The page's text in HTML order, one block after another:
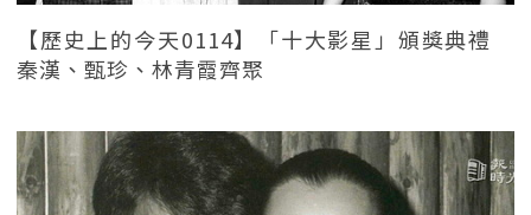
【歷史上的今天0114】「十大影星」頒獎典禮
秦漢、甄珍、林青霞齊聚